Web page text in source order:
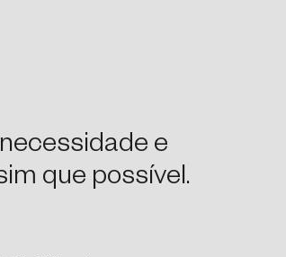
e
que possível.